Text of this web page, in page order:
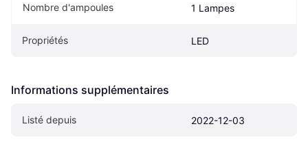
Nombre d'ampoules 1 Lampes
Propriétés LED
Informations supplémentaires
Listé depuis 2022-12-03